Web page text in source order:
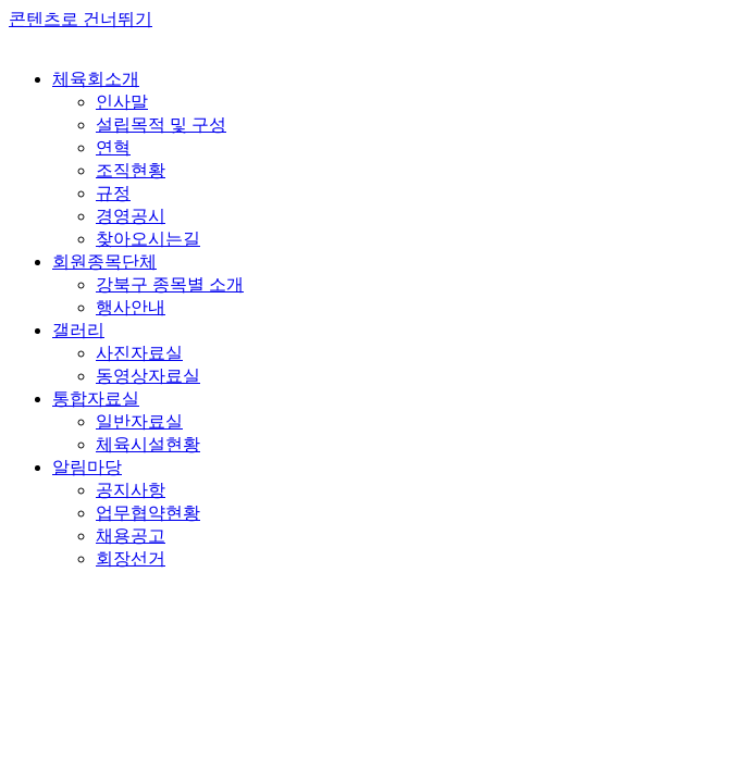
콘텐츠로 건너뛰기
체육회소개
인사말
설립목적 및 구성
연혁
조직현황
규정
경영공시
찾아오시는길
회원종목단체
강북구 종목별 소개
행사안내
갤러리
사진자료실
동영상자료실
통합자료실
일반자료실
체육시설현황
알림마당
공지사항
업무협약현황
채용공고
회장선거